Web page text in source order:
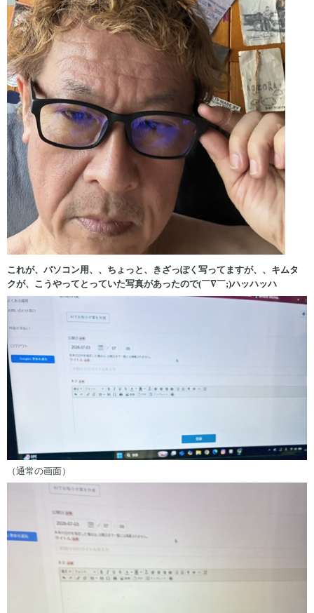
これが、パソコン用、、ちょっと、きざっぽく写ってますが、、キムタ
クが、こうやってとっていた写真があったので(￣∇￣;)ハッハッハ
（通常の画面）